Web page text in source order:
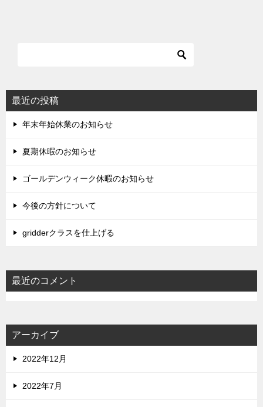
最近の投稿
年末年始休業のお知らせ
夏期休暇のお知らせ
ゴールデンウィーク休暇のお知らせ
今後の方針について
gridderクラスを仕上げる
最近のコメント
アーカイブ
2022年12月
2022年7月